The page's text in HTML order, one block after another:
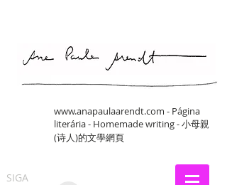
www.anapaulaarendt.com - Página
literária - Homemade writing - 小母親
(诗人)的文學網頁
SIGA